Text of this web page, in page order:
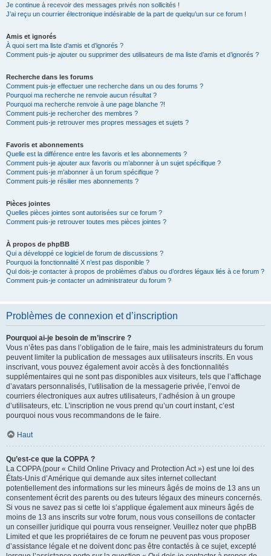
Je continue à recevoir des messages privés non sollicités !
J’ai reçu un courrier électronique indésirable de la part de quelqu’un sur ce forum !
Amis et ignorés
À quoi sert ma liste d’amis et d’ignorés ?
Comment puis-je ajouter ou supprimer des utilisateurs de ma liste d’amis et d’ignorés ?
Recherche dans les forums
Comment puis-je effectuer une recherche dans un ou des forums ?
Pourquoi ma recherche ne renvoie aucun résultat ?
Pourquoi ma recherche renvoie à une page blanche ?!
Comment puis-je rechercher des membres ?
Comment puis-je retrouver mes propres messages et sujets ?
Favoris et abonnements
Quelle est la différence entre les favoris et les abonnements ?
Comment puis-je ajouter aux favoris ou m’abonner à un sujet spécifique ?
Comment puis-je m’abonner à un forum spécifique ?
Comment puis-je résilier mes abonnements ?
Pièces jointes
Quelles pièces jointes sont autorisées sur ce forum ?
Comment puis-je retrouver toutes mes pièces jointes ?
À propos de phpBB
Qui a développé ce logiciel de forum de discussions ?
Pourquoi la fonctionnalité X n’est pas disponible ?
Qui dois-je contacter à propos de problèmes d’abus ou d’ordres légaux liés à ce forum ?
Comment puis-je contacter un administrateur du forum ?
Problèmes de connexion et d’inscription
Pourquoi ai-je besoin de m’inscrire ?
Vous n’êtes pas dans l’obligation de le faire, mais les administrateurs du forum
peuvent limiter la publication de messages aux utilisateurs inscrits. En vous
inscrivant, vous pouvez également avoir accès à des fonctionnalités
supplémentaires qui ne sont pas disponibles aux visiteurs, tels que l’affichage
d’avatars personnalisés, l’utilisation de la messagerie privée, l’envoi de
courriers électroniques aux autres utilisateurs, l’adhésion à un groupe
d’utilisateurs, etc. L’inscription ne vous prend qu’un court instant, c’est
pourquoi nous vous recommandons de le faire.
Haut
Qu’est-ce que la COPPA ?
La COPPA (pour « Child Online Privacy and Protection Act ») est une loi des
États-Unis d’Amérique qui demande aux sites internet collectant
potentiellement des informations sur les mineurs âgés de moins de 13 ans un
consentement écrit des parents ou des tuteurs légaux des mineurs concernés.
Si vous ne savez pas si cette loi s’applique également aux mineurs âgés de
moins de 13 ans inscrits sur votre forum, nous vous conseillons de contacter
un conseiller juridique qui pourra vous renseigner. Veuillez noter que phpBB
Limited et que les propriétaires de ce forum ne peuvent pas vous proposer
d’assistance légale et ne doivent donc pas être contactés à ce sujet, excepté